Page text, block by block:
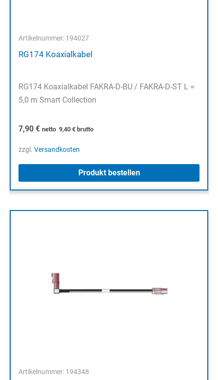
Artikelnummer: 194027
RG174 Koaxialkabel
RG174 Koaxialkabel FAKRA-D-BU / FAKRA-D-ST L =
5,0 m Smart Collection
7,90 € netto 9,40 € brutto
zzgl. Versandkosten
Produkt bestellen
Artikelnummer: 194348